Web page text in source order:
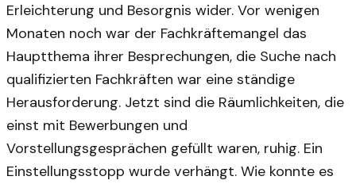
Erleichterung und Besorgnis wider. Vor wenigen
Monaten noch war der Fachkräftemangel das
Hauptthema ihrer Besprechungen, die Suche nach
qualifizierten Fachkräften war eine ständige
Herausforderung. Jetzt sind die Räumlichkeiten, die
einst mit Bewerbungen und
Vorstellungsgesprächen gefüllt waren, ruhig. Ein
Einstellungsstopp wurde verhängt. Wie konnte es